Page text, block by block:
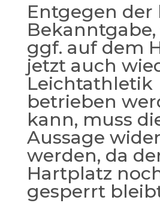
Entgegen der
ggf. auf dem
jetzt auch
Leichtathletik
betrieben
kann, muss
Aussage
werden, da
Hartplatz
gesperrt